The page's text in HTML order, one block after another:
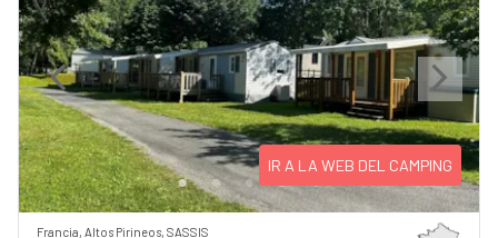
Previous Next
IR A LA WEB DEL CAMPING
Francia, Altos Pirineos, SASSIS